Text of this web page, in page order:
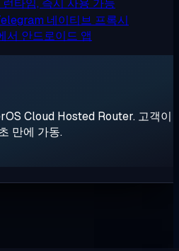
타임, 즉시 사용 가능
네이티브 프록시
서 안드로이드 앱
Cloud Hosted Router. 고객이
만에 가동.